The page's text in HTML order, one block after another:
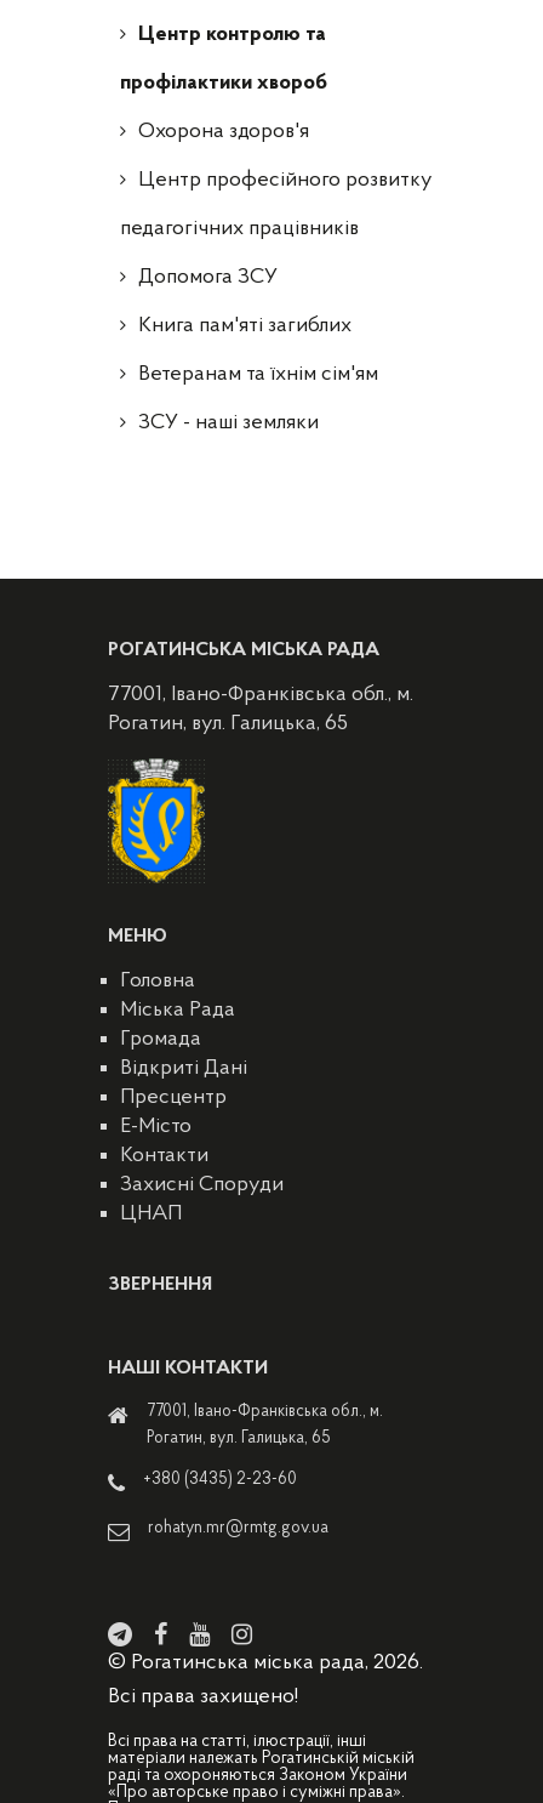
Центр контролю та
профілактики хвороб
Охорона здоров'я
Центр професійного розвитку
педагогічних працівників
Допомога ЗСУ
Книга пам'яті загиблих
Ветеранам та їхнім сім'ям
ЗСУ - наші земляки
РОГАТИНСЬКА МІСЬКА РАДА
77001, Івано-Франківська обл., м.
Рогатин, вул. Галицька, 65
МЕНЮ
Головна
Міська Рада
Громада
Відкриті Дані
Пресцентр
E-Місто
Контакти
Захисні Споруди
ЦНАП
ЗВЕРНЕННЯ
НАШІ КОНТАКТИ
77001, Івано-Франківська обл., м.
Рогатин, вул. Галицька, 65
+380 (3435) 2-23-60
rohatyn.mr@rmtg.gov.ua
© Рогатинська міська рада, 2026.
Всі права захищено!
Всі права на статті, ілюстрації, інші
матеріали належать Рогатинській міській
раді та охороняються Законом України
«Про авторське право і суміжні права».